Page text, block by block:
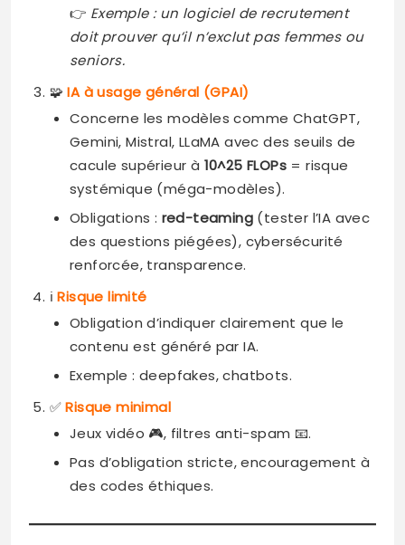
👉 Exemple : un logiciel de recrutement
doit prouver qu’il n’exclut pas femmes ou
seniors.
🧩 IA à usage général (GPAI)
Concerne les modèles comme ChatGPT,
Gemini, Mistral, LLaMA avec des seuils de
cacule supérieur à 10^25 FLOPs = risque
systémique (méga-modèles).
Obligations : red-teaming (tester l’IA avec
des questions piégées), cybersécurité
renforcée, transparence.
ℹ️Risque limité
Obligation d’indiquer clairement que le
contenu est généré par IA.
Exemple : deepfakes, chatbots.
✅ Risque minimal
Jeux vidéo 🎮, filtres anti-spam 📧.
Pas d’obligation stricte, encouragement à
des codes éthiques.